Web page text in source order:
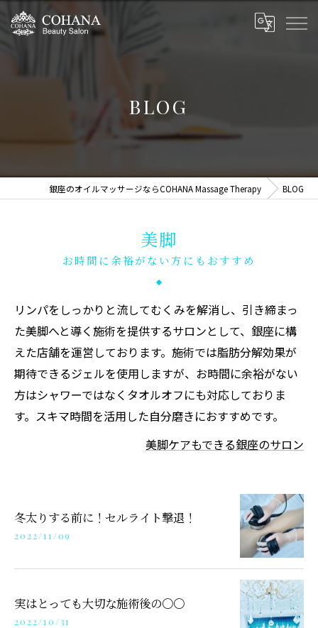
BLOG
銀座のオイルマッサージならCOHANA Massage Therapy BLOG
美脚
お時間に余裕がない方にもおすすめ
リンパをしっかりと流してむくみを解消し、引き締まっ
た美脚へと導く施術を提供するサロンとして、銀座に構
えた店舗を運営しております。施術では脂肪分解効果が
期待できるジェルを使用しますが、お時間に余裕がない
方はシャワーではなくタオルオフにも対応しておりま
す。スキマ時間を活用した自分磨きにおすすめです。
美脚ケアもできる銀座のサロン
冬太りする前に！セルライト撃退！
2022/11/09
実はとっても大切な施術後の〇〇
2022/10/31